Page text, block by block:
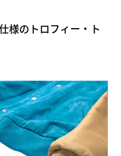
様のトロフィー・ト